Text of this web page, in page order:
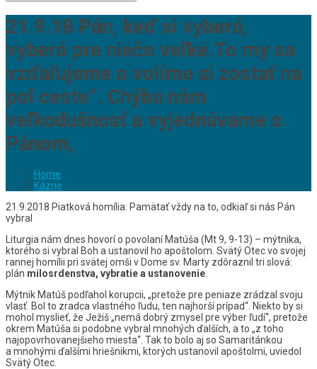
21.9.18 Pán, keď si vyberá,
vyberá pre niečo veľké.To my sa
vzďaľujeme a volíme si zostať na
pol ceste“. Chýba nám
veľkodušnosť a vyjednávame s
Pánom,
Home
Kázne
21.9.2018 Piatková homília: Pamätať vždy na to, odkiaľ si nás Pán
vybral
Liturgia nám dnes hovorí o povolaní Matúša (Mt 9, 9-13) – mýtnika,
ktorého si vybral Boh a ustanovil ho apoštolom. Svätý Otec vo svojej
rannej homílii pri svätej omši v Dome sv. Marty zdôraznil tri slová:
plán milosrdenstva, vybratie a ustanovenie
Mýtnik Matúš podľahol korupcii, „pretože pre peniaze zrádzal svoju
vlasť. Bol to zradca vlastného ľudu, ten najhorší prípad“. Niekto by si
mohol myslieť, že Ježiš „nemá dobrý zmysel pre výber ľudí“, pretože
okrem Matúša si podobne vybral mnohých ďalších, a to „z toho
najopovrhovanejšieho miesta“. Tak to bolo aj so Samaritánkou
a mnohými ďalšími hriešnikmi, ktorých ustanovil apoštolmi, uviedol
Svätý Otec.